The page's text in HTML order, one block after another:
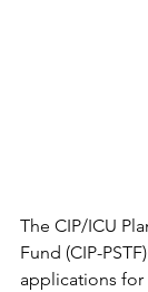
The CIP/ICU
Fund (CIP-
applications for